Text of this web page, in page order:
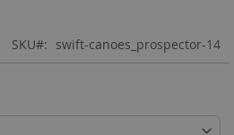
SKU swift-canoes_prospector-14